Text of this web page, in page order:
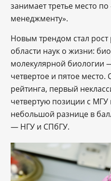
занимает третье место по
менеджменту».
Новым трендом стал
области наук о жизни:
молекулярной биологии
четвертое и пятое место.
рейтинга, первый
четвертую позиции с
небольшой разнице в
— НГУ и СПбГУ.